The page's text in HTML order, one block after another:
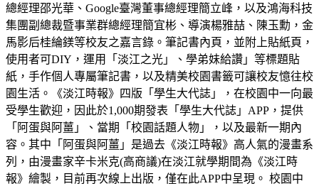
總經理邵光華、Google臺灣董事總經理簡立峰，以及鴻海科技
集團副總裁暨事業群總經理簡宜彬、導演楊雅喆、陳玉勳，金
馬影后桂綸鎂等校友之嘉言錄。筆記書內頁，並附上貼紙頁，
使用者可DIY，運用「淡江之光」、學弟妹給讚」等標題貼
紙，手作個人專屬筆記書，以及精美校園書籤可讓校友憶往校
園生活。《淡江時報》四版「學生大代誌」，在校園中一向最
受學生歡迎，因此於1,000期發表「學生大代誌」APP，提供
「阿蛋與阿薑」、當期「校園話題人物」，以及最新一期內
容。其中「阿蛋與阿薑」是過去《淡江時報》高人氣的漫畫系
列，由漫畫家辛卡米克(高商議)在淡江就學期間為《淡江時
報》繪製，目前再次線上出版，僅在此APP中呈現。 校園中